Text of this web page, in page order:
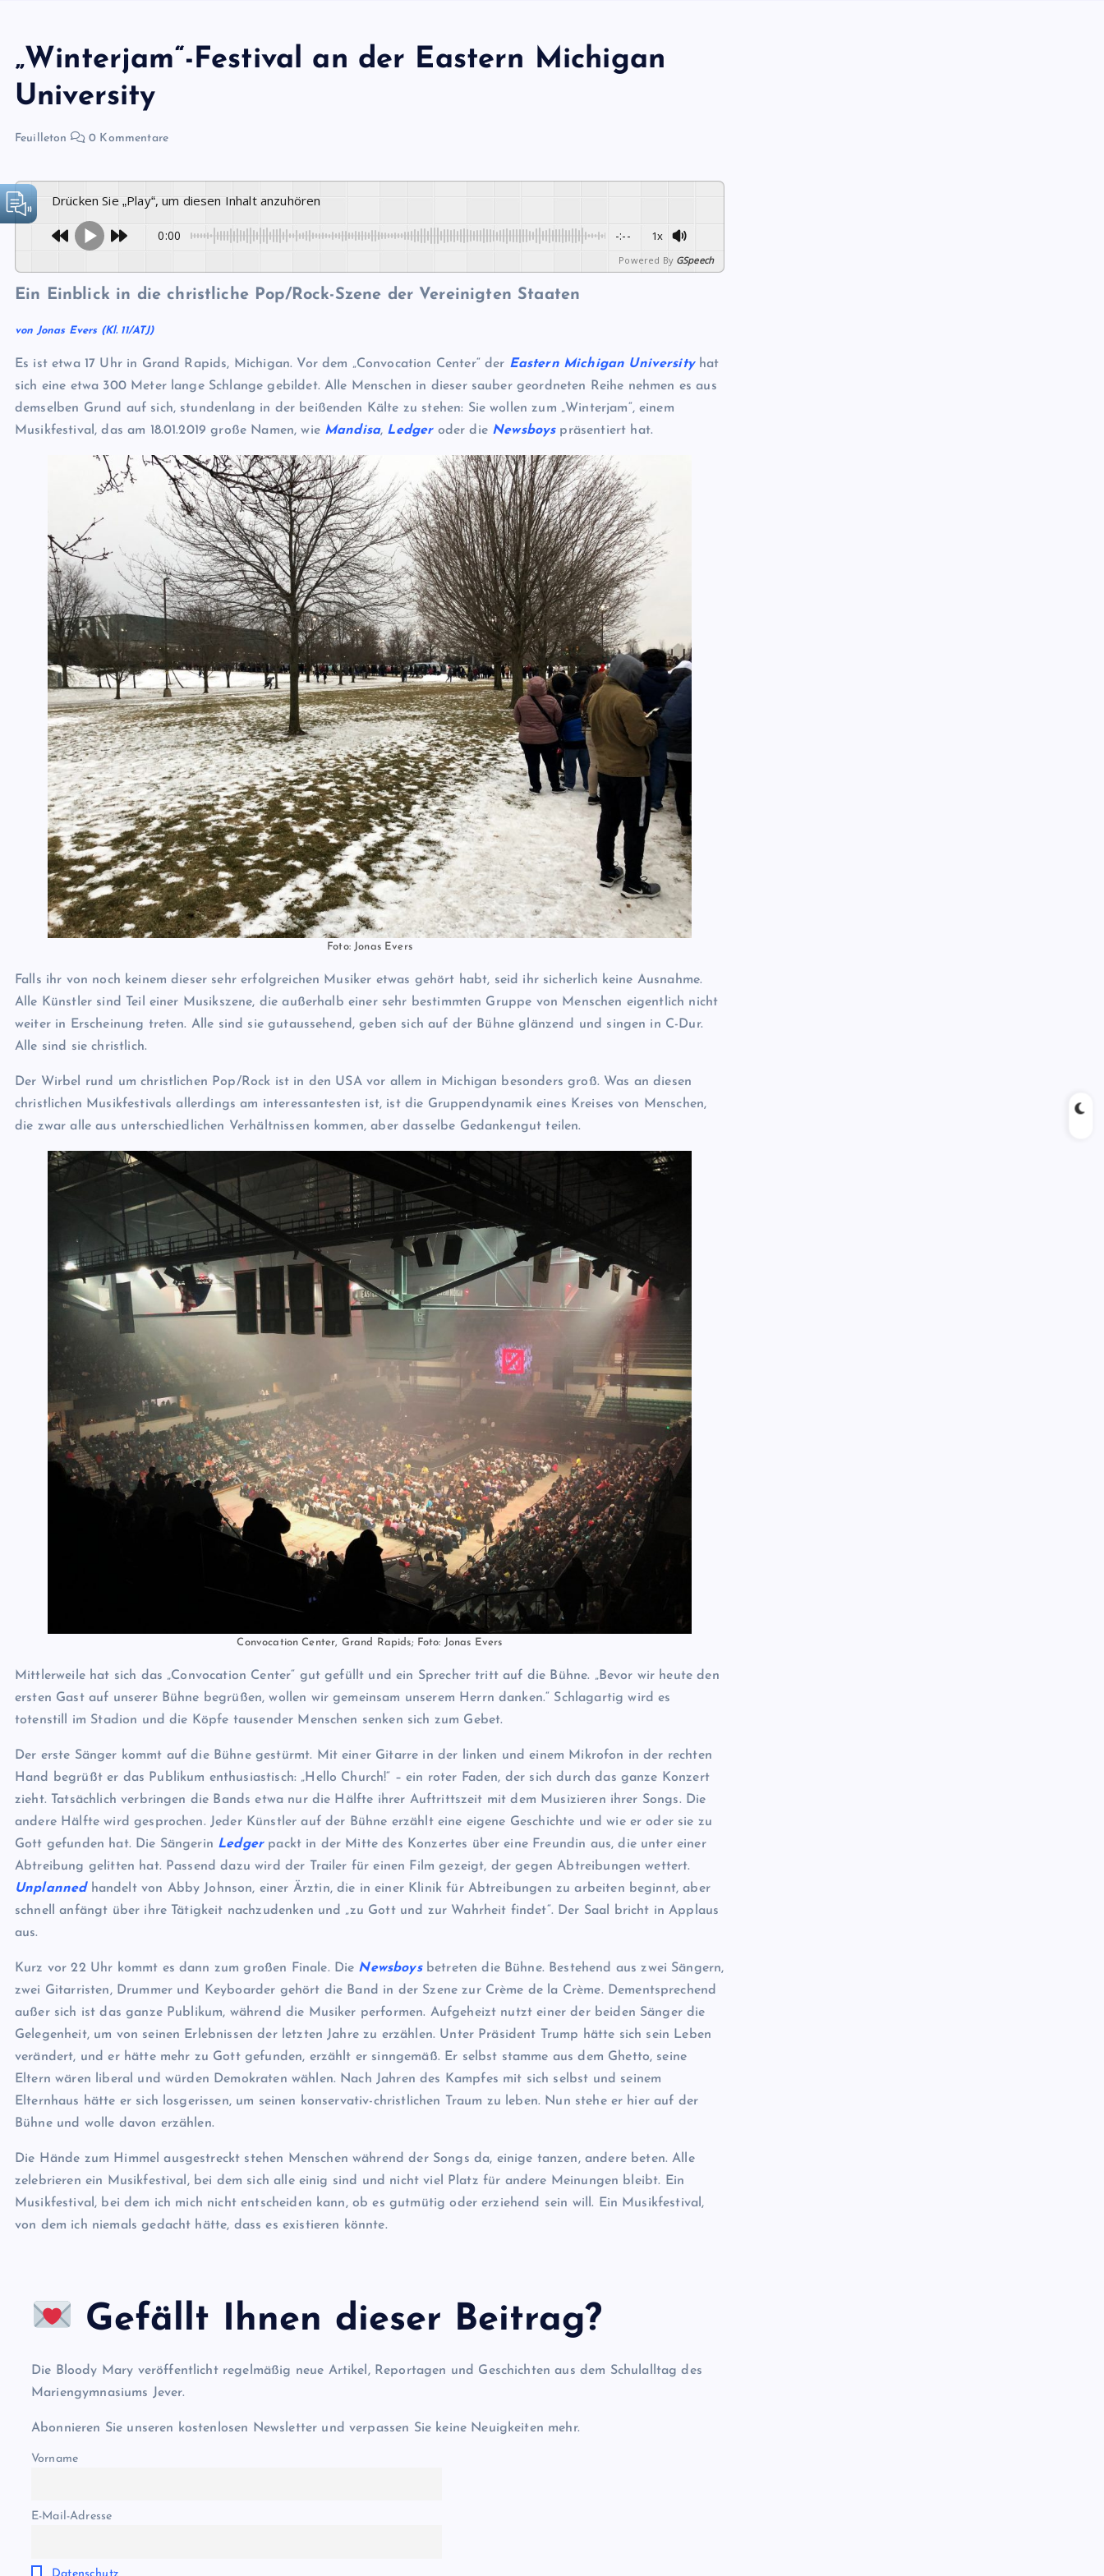
„Winterjam“-Festival an der Eastern Michigan
University
Feuilleton 0 Kommentare
Drücken Sie „Play“, um diesen Inhalt anzuhören
0:00 -:-- 1x
Powered By GSpeech
Ein Einblick in die christliche Pop/Rock-Szene der Vereinigten Staaten
von Jonas Evers (Kl. 11/ATJ)
Es ist etwa 17 Uhr in Grand Rapids, Michigan. Vor dem „Convocation Center“ der Eastern Michigan Universityhat
sich eine etwa 300 Meter lange Schlange gebildet. Alle Menschen in dieser sauber geordneten Reihe nehmen es aus
demselben Grund auf sich, stundenlang in der beißenden Kälte zu stehen: Sie wollen zum „Winterjam“, einem
Musikfestival, das am 18.01.2019 große Namen, wie Mandisa, Ledgeroder die Newsboyspräsentiert hat.
Foto: Jonas Evers
Falls ihr von noch keinem dieser sehr erfolgreichen Musiker etwas gehört habt, seid ihr sicherlich keine Ausnahme.
Alle Künstler sind Teil einer Musikszene, die außerhalb einer sehr bestimmten Gruppe von Menschen eigentlich nicht
weiter in Erscheinung treten. Alle sind sie gutaussehend, geben sich auf der Bühne glänzend und singen in C-Dur.
Alle sind sie christlich.
Der Wirbel rund um christlichen Pop/Rock ist in den USA vor allem in Michigan besonders groß. Was an diesen
christlichen Musikfestivals allerdings am interessantesten ist, ist die Gruppendynamik eines Kreises von Menschen,
die zwar alle aus unterschiedlichen Verhältnissen kommen, aber dasselbe Gedankengut teilen.
Convocation Center, Grand Rapids; Foto: Jonas Evers
Mittlerweile hat sich das „Convocation Center“ gut gefüllt und ein Sprecher tritt auf die Bühne. „Bevor wir heute den
ersten Gast auf unserer Bühne begrüßen, wollen wir gemeinsam unserem Herrn danken.“ Schlagartig wird es
totenstill im Stadion und die Köpfe tausender Menschen senken sich zum Gebet.
Der erste Sänger kommt auf die Bühne gestürmt. Mit einer Gitarre in der linken und einem Mikrofon in der rechten
Hand begrüßt er das Publikum enthusiastisch: „Hello Church!“ – ein roter Faden, der sich durch das ganze Konzert
zieht. Tatsächlich verbringen die Bands etwa nur die Hälfte ihrer Auftrittszeit mit dem Musizieren ihrer Songs. Die
andere Hälfte wird gesprochen. Jeder Künstler auf der Bühne erzählt eine eigene Geschichte und wie er oder sie zu
Gott gefunden hat. Die Sängerin Ledgerpackt in der Mitte des Konzertes über eine Freundin aus, die unter einer
Abtreibung gelitten hat. Passend dazu wird der Trailer für einen Film gezeigt, der gegen Abtreibungen wettert.
Unplannedhandelt von Abby Johnson, einer Ärztin, die in einer Klinik für Abtreibungen zu arbeiten beginnt, aber
schnell anfängt über ihre Tätigkeit nachzudenken und „zu Gott und zur Wahrheit findet“. Der Saal bricht in Applaus
aus.
Kurz vor 22 Uhr kommt es dann zum großen Finale. Die Newsboysbetreten die Bühne. Bestehend aus zwei Sängern,
zwei Gitarristen, Drummer und Keyboarder gehört die Band in der Szene zur Crème de la Crème. Dementsprechend
außer sich ist das ganze Publikum, während die Musiker performen. Aufgeheizt nutzt einer der beiden Sänger die
Gelegenheit, um von seinen Erlebnissen der letzten Jahre zu erzählen. Unter Präsident Trump hätte sich sein Leben
verändert, und er hätte mehr zu Gott gefunden, erzählt er sinngemäß. Er selbst stamme aus dem Ghetto, seine
Eltern wären liberal und würden Demokraten wählen. Nach Jahren des Kampfes mit sich selbst und seinem
Elternhaus hätte er sich losgerissen, um seinen konservativ-christlichen Traum zu leben. Nun stehe er hier auf der
Bühne und wolle davon erzählen.
Die Hände zum Himmel ausgestreckt stehen Menschen während der Songs da, einige tanzen, andere beten. Alle
zelebrieren ein Musikfestival, bei dem sich alle einig sind und nicht viel Platz für andere Meinungen bleibt. Ein
Musikfestival, bei dem ich mich nicht entscheiden kann, ob es gutmütig oder erziehend sein will. Ein Musikfestival,
von dem ich niemals gedacht hätte, dass es existieren könnte.
Gefällt Ihnen dieser Beitrag?
Die Bloody Mary veröffentlicht regelmäßig neue Artikel, Reportagen und Geschichten aus dem Schulalltag des
Mariengymnasiums Jever.
Abonnieren Sie unseren kostenlosen Newsletter und verpassen Sie keine Neuigkeiten mehr.
Vorname
E-Mail-Adresse